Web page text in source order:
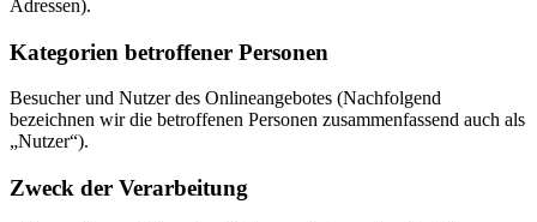
Adressen).
Kategorien betroffener Personen
Besucher und Nutzer des Onlineangebotes (Nachfolgend
bezeichnen wir die betroffenen Personen zusammenfassend auch als
„Nutzer“).
Zweck der Verarbeitung